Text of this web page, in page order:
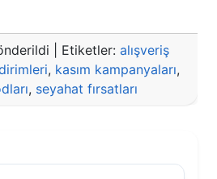
Etiketler: alışveriş
, kasım kampanyaları,
, seyahat fırsatları